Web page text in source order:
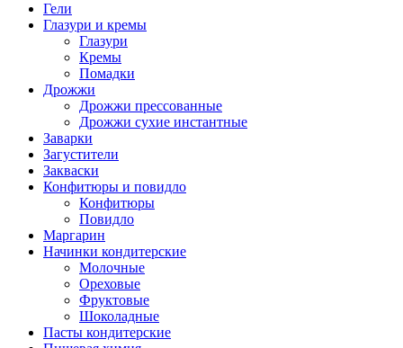
Гели
Глазури и кремы
Глазури
Кремы
Помадки
Дрожжи
Дрожжи прессованные
Дрожжи сухие инстантные
Заварки
Загустители
Закваски
Конфитюры и повидло
Конфитюры
Повидло
Маргарин
Начинки кондитерские
Молочные
Ореховые
Фруктовые
Шоколадные
Пасты кондитерские